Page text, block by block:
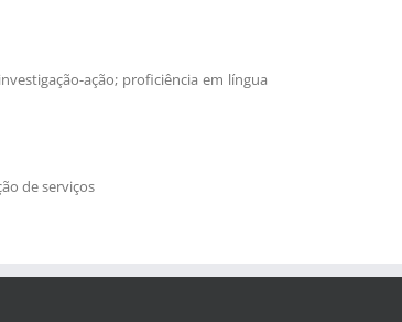
ação; proficiência em língua
de serviços